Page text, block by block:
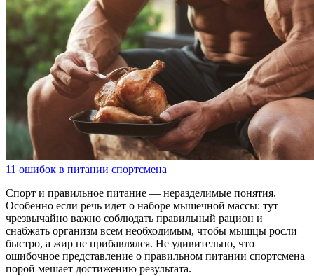
11 ошибок в питании спортсмена
Спорт и правильное питание — неразделимые понятия.
Особенно если речь идет о наборе мышечной массы: тут
чрезвычайно важно соблюдать правильный рацион и
снабжать организм всем необходимым, чтобы мышцы росли
быстро, а жир не прибавлялся. Не удивительно, что
ошибочное представление о правильном питании спортсмена
порой мешает достижению результата.